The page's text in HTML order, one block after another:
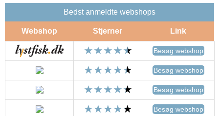
Bedst anmeldte webshops
Webshop Stjerner Link
Besøg webshop
Besøg webshop
Besøg webshop
Besøg webshop